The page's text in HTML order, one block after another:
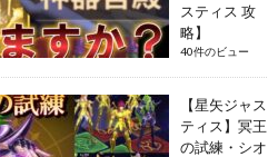
スティス 攻
略】
40件のビュー
【星矢ジャス
ティス】冥王
の試練・シオ